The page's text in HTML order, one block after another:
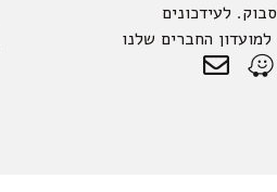
לעידכונים
החברים שלנו